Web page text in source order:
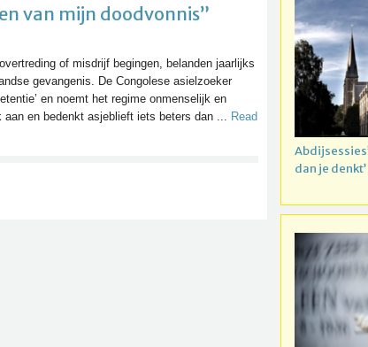
van mijn doodvonnis”
of misdrijf begingen, belanden jaarlijks
gevangenis. De Congolese asielzoeker
en noemt het regime onmenselijk en
aan en bedenkt asjeblieft iets beters dan ... Read
dan je